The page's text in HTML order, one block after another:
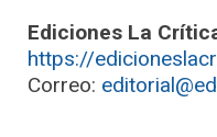
Ediciones La
https://
Correo: